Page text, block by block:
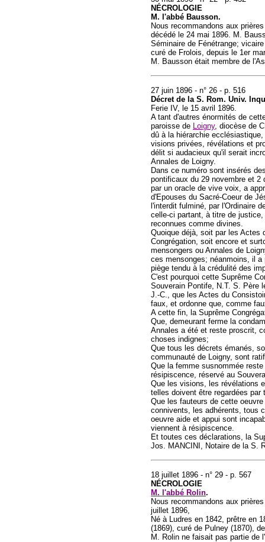
NÉCROLOGIE
M. l'abbé Bausson.
Nous recommandons aux
décédé le 24 mai 1896. M.
Séminaire de Fénétrange;
curé de Frolois, depuis le 1er
M. Bausson était membre de
27 juin 1896 - n° 26 - p. 516
Décret de la S. Rom. Univ.
Ferie IV, le 15 avril 1896.
A tant d'autres énormités de
paroisse de Loigny, diocèse de
dû à la hiérarchie
visions privées, révélations et
délit si audacieux qu'il serait
Annales de Loigny.
Dans ce numéro sont insérés
pontificaux du 29 novembre et 2
par un oracle de vive voix, a
d'Epouses du Sacré-Coeur de
l'interdit fulminé, par l'Ordinaire
celle-ci partant, à titre de
reconnues comme divines.
Quoique déjà, soit par les Actes
Congrégation, soit encore et
mensongers ou Annales de
ces mensonges; néanmoins, il a
piège tendu à la crédulité des
C'est pourquoi cette Suprême
Souverain Pontife, N.T. S. Père
J.-C., que les Actes du
faux, et ordonne que, comme
A cette fin, la Suprême
Que, demeurant ferme la
Annales a été et reste proscrit,
choses indignes;
Que tous les décrets émanés,
communauté de Loigny, sont
Que la femme susnommée
résipiscence, réservé au
Que les visions, les révélations
telles doivent être regardées par
Que les fauteurs de cette
connivents, les adhérents, tous
oeuvre aide et appui sont
viennent à résipiscence.
Et toutes ces déclarations, la
Jos. MANCINI, Notaire de la S.
18 juillet 1896 - n° 29 - p. 567
NÉCROLOGIE
M. l'abbé Rolin.
Nous recommandons aux
juillet 1896,
Né à Ludres en 1842, prêtre en
(1869), curé de Pulney (1870),
M. Rolin ne faisait pas partie de